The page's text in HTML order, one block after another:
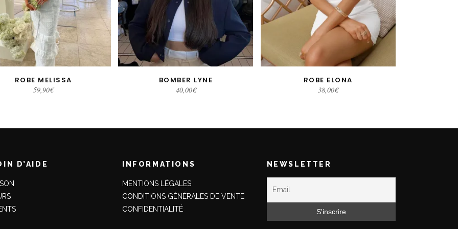
CHOIX DES OPTIONS
ROBE MELISSA
59,90€
CHOIX DES OPTIONS
BOMBER LYNE
40,00€
CHOIX DES OPTIONS
ROBE ELONA
38,00€
D’AIDE INFORMATIONS
MENTIONS LÉGALES
CONDITIONS GÉNÉRALES DE VENTE
CONFIDENTIALITÉ
NEWSLETTER